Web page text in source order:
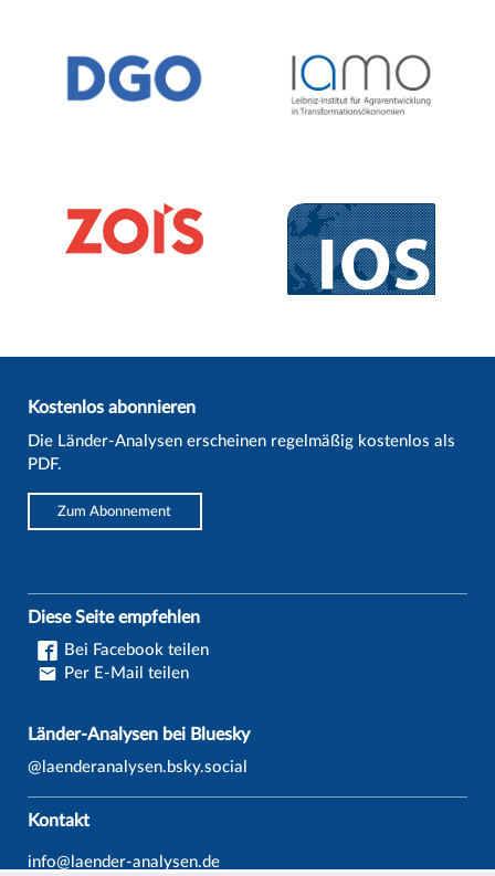
Kostenlos abonnieren
Die Länder-Analysen erscheinen regelmäßig kostenlos als
PDF.
Zum Abonnement
Diese Seite empfehlen
Bei Facebook teilen
Per E-Mail teilen
Länder-Analysen bei Bluesky
@laenderanalysen.bsky.social
Kontakt
info@laender-analysen.de